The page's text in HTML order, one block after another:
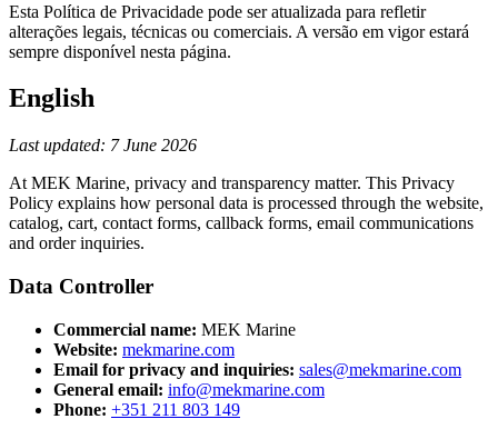
Esta Política de Privacidade pode ser atualizada para refletir
alterações legais, técnicas ou comerciais. A versão em vigor estará
sempre disponível nesta página.
English
Last updated: 7 June 2026
At MEK Marine, privacy and transparency matter. This Privacy
Policy explains how personal data is processed through the website,
catalog, cart, contact forms, callback forms, email communications
and order inquiries.
Data Controller
Commercial name: MEK Marine
Website: mekmarine.com
Email for privacy and inquiries: sales@mekmarine.com
General email: info@mekmarine.com
Phone: +351 211 803 149